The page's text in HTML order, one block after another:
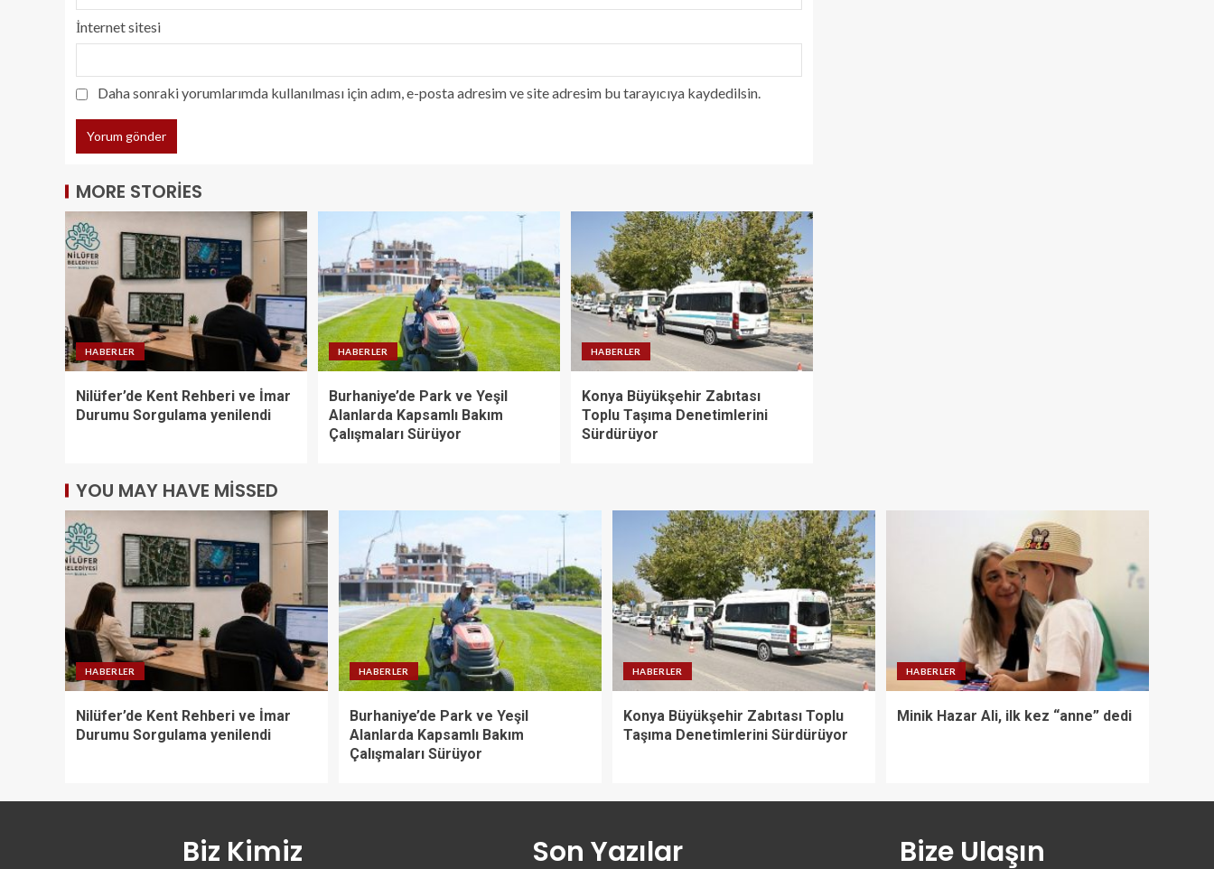
İnternet sitesi
Daha sonraki yorumlarımda kullanılması için adım, e-posta adresim ve site adresim bu tarayıcıya kaydedilsin.
MORE STORIES
HABERLER
Nilüfer’de Kent Rehberi ve İmar
Durumu Sorgulama yenilendi
HABERLER
Burhaniye’de Park ve Yeşil
Alanlarda Kapsamlı Bakım
Çalışmaları Sürüyor
HABERLER
Konya Büyükşehir Zabıtası
Toplu Taşıma Denetimlerini
Sürdürüyor
YOU MAY HAVE MISSED
HABERLER
Nilüfer’de Kent Rehberi ve İmar
Durumu Sorgulama yenilendi
HABERLER
Burhaniye’de Park ve Yeşil
Alanlarda Kapsamlı Bakım
Çalışmaları Sürüyor
HABERLER
Konya Büyükşehir Zabıtası Toplu
Taşıma Denetimlerini Sürdürüyor
HABERLER
Minik Hazar Ali, ilk kez “anne” dedi
Biz Kimiz Son Yazılar Bize Ulaşın